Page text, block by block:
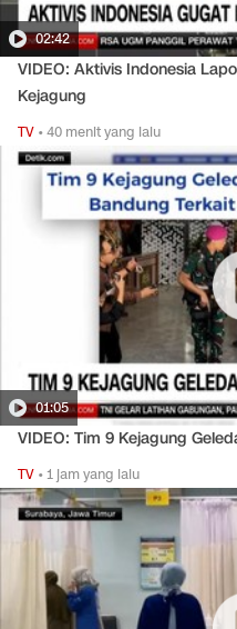
02:42
VIDEO: Aktivis Indonesia
Kejagung
TV •40 menit yang lalu
01:05
VIDEO: Tim 9 Kejagung
TV •1 jam yang lalu